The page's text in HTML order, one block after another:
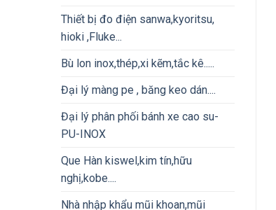
Thiết bị đo điện sanwa,kyoritsu,
hioki ,Fluke...
Bù lon inox,thép,xi kẽm,tắc kê.....
Đại lý màng pe , băng keo dán....
Đại lý phân phối bánh xe cao su-
PU-INOX
Que Hàn kiswel,kim tín,hữu
nghị,kobe....
Nhà nhập khẩu mũi khoan,mũi